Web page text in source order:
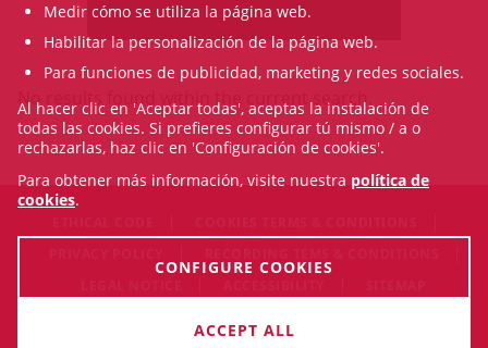
No results found within the current search.
© Fri Aug 07 05:32:52 CEST 2026 Il·lustre Col·legi de l'Advocacia
Medir cómo se utiliza la página web.
Habilitar la personalización de la página web.
Para funciones de publicidad, marketing y redes sociales.
Al hacer clic en 'Aceptar todas', aceptas la instalación de
todas las cookies. Si prefieres configurar tú mismo / a o
rechazarlas, haz clic en 'Configuración de cookies'.
Para obtener más información, visite nuestra política de
cookies.
CONFIGURE COOKIES
ACCEPT ALL